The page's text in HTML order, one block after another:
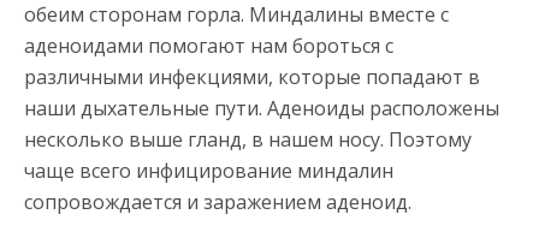
обеим сторонам горла. Миндалины вместе с
аденоидами помогают нам бороться с
различными инфекциями, которые попадают в
наши дыхательные пути. Аденоиды расположены
несколько выше гланд, в нашем носу. Поэтому
чаще всего инфицирование миндалин
сопровождается и заражением аденоид.